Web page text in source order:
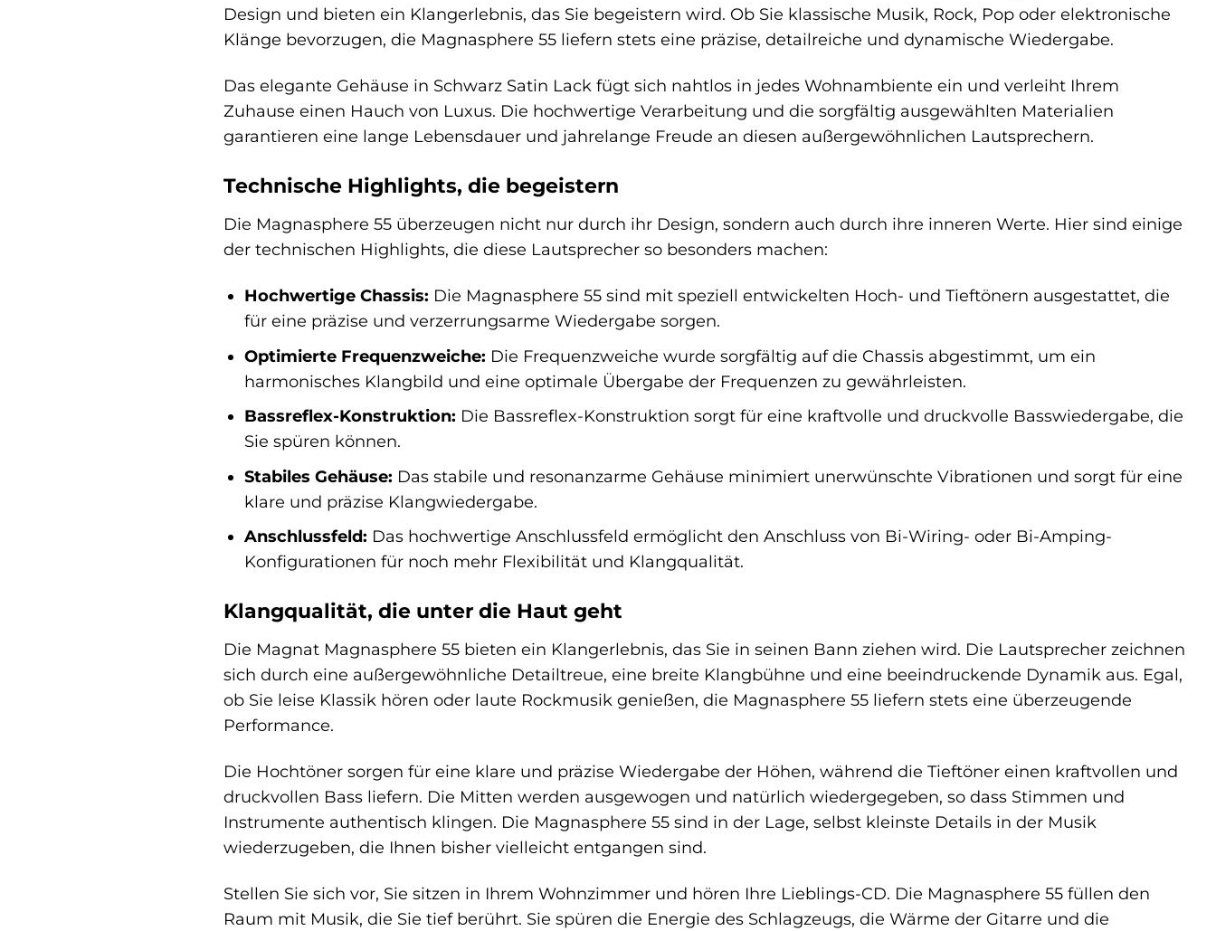
Design und bieten ein Klangerlebnis, das Sie begeistern wird. Ob Sie klassische Musik, Rock, Pop oder elektronische
Klänge bevorzugen, die Magnasphere 55 liefern stets eine präzise, detailreiche und dynamische Wiedergabe.
Das elegante Gehäuse in Schwarz Satin Lack fügt sich nahtlos in jedes Wohnambiente ein und verleiht Ihrem
Zuhause einen Hauch von Luxus. Die hochwertige Verarbeitung und die sorgfältig ausgewählten Materialien
garantieren eine lange Lebensdauer und jahrelange Freude an diesen außergewöhnlichen Lautsprechern.
Technische Highlights, die begeistern
Die Magnasphere 55 überzeugen nicht nur durch ihr Design, sondern auch durch ihre inneren Werte. Hier sind einige
der technischen Highlights, die diese Lautsprecher so besonders machen:
Hochwertige Chassis: Die Magnasphere 55 sind mit speziell entwickelten Hoch- und Tieftönern ausgestattet, die
für eine präzise und verzerrungsarme Wiedergabe sorgen.
Optimierte Frequenzweiche: Die Frequenzweiche wurde sorgfältig auf die Chassis abgestimmt, um ein
harmonisches Klangbild und eine optimale Übergabe der Frequenzen zu gewährleisten.
Bassreflex-Konstruktion: Die Bassreflex-Konstruktion sorgt für eine kraftvolle und druckvolle Basswiedergabe, die
Sie spüren können.
Stabiles Gehäuse: Das stabile und resonanzarme Gehäuse minimiert unerwünschte Vibrationen und sorgt für eine
klare und präzise Klangwiedergabe.
Anschlussfeld: Das hochwertige Anschlussfeld ermöglicht den Anschluss von Bi-Wiring- oder Bi-Amping-
Konfigurationen für noch mehr Flexibilität und Klangqualität.
Klangqualität, die unter die Haut geht
Die Magnat Magnasphere 55 bieten ein Klangerlebnis, das Sie in seinen Bann ziehen wird. Die Lautsprecher zeichnen
sich durch eine außergewöhnliche Detailtreue, eine breite Klangbühne und eine beeindruckende Dynamik aus. Egal,
ob Sie leise Klassik hören oder laute Rockmusik genießen, die Magnasphere 55 liefern stets eine überzeugende
Performance.
Die Hochtöner sorgen für eine klare und präzise Wiedergabe der Höhen, während die Tieftöner einen kraftvollen und
druckvollen Bass liefern. Die Mitten werden ausgewogen und natürlich wiedergegeben, so dass Stimmen und
Instrumente authentisch klingen. Die Magnasphere 55 sind in der Lage, selbst kleinste Details in der Musik
wiederzugeben, die Ihnen bisher vielleicht entgangen sind.
Stellen Sie sich vor, Sie sitzen in Ihrem Wohnzimmer und hören Ihre Lieblings-CD. Die Magnasphere 55 füllen den
Raum mit Musik, die Sie tief berührt. Sie spüren die Energie des Schlagzeugs, die Wärme der Gitarre und die